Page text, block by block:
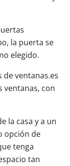
la puerta se
elegido.
ventanas.es
ventanas, con
la casa y a un
opción de
tenga
tan